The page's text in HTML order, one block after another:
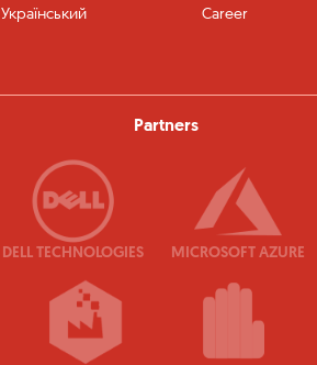
Український
Career
Partners
DELL TECHNOLOGIES MICROSOFT AZURE